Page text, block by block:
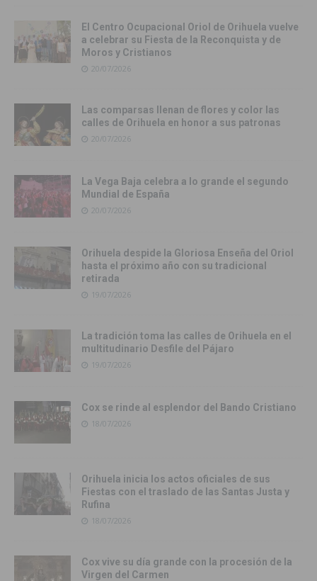
El Centro Ocupacional Oriol de Orihuela vuelve
a celebrar su Fiesta de la Reconquista y de
Moros y Cristianos
20/07/2026
Las comparsas llenan de flores y color las
calles de Orihuela en honor a sus patronas
20/07/2026
La Vega Baja celebra a lo grande el segundo
Mundial de España
20/07/2026
Orihuela despide la Gloriosa Enseña del Oriol
hasta el próximo año con su tradicional
retirada
19/07/2026
La tradición toma las calles de Orihuela en el
multitudinario Desfile del Pájaro
19/07/2026
Cox se rinde al esplendor del Bando Cristiano
18/07/2026
Orihuela inicia los actos oficiales de sus
Fiestas con el traslado de las Santas Justa y
Rufina
18/07/2026
Cox vive su día grande con la procesión de la
Virgen del Carmen